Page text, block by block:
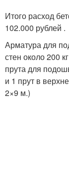
Итого расход
102.000 рублей .
Арматура для
стен около 200
прута для
и 1 прут в
2×9 м.)